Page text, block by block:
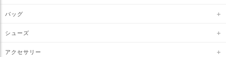
バッグ
シューズ
アクセサリー